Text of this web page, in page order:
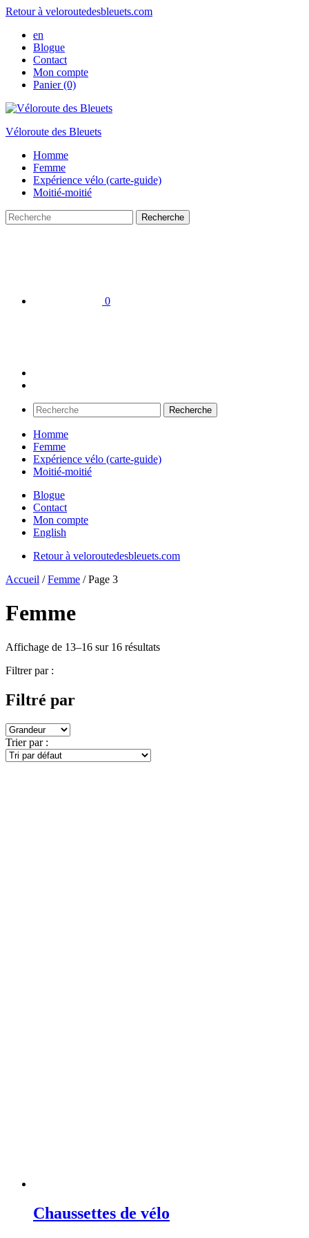
Retour à veloroutedesbleuets.com
en
Blogue
Contact
Mon compte
Panier (0)
Véloroute des Bleuets
Homme
Femme
Expérience vélo (carte-guide)
Moitié-moitié
Recherche
pour :
Recherche
0
Recherche
pour :
Recherche
Homme
Femme
Expérience vélo (carte-guide)
Moitié-moitié
Blogue
Contact
Mon compte
English
Retour à veloroutedesbleuets.com
Accueil /Femme / Page 3
Femme
Affichage de 13–16 sur 16 résultats
Filtrer par :
Filtré par
Trier par :
Chaussettes de vélo